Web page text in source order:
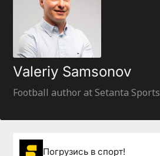
Valeriy Samsonov
Football author at Setanta Sports
Погрузиcь в спорт!